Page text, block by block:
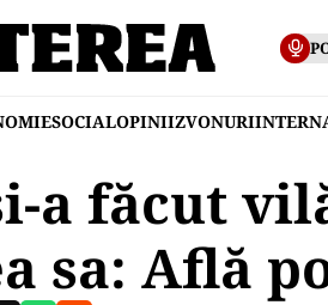
SOCIALOPINIIZVONURI
a făcut
sa: Află